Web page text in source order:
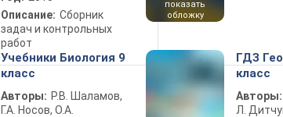
Описание: Сборник
задач и контрольных
работ
показать
обложку
Учебники Биология 9
класс
Авторы: Р.В. Шаламов,
Г.А. Носов, О.А.
ГДЗ
класс
Авторы:
Л.